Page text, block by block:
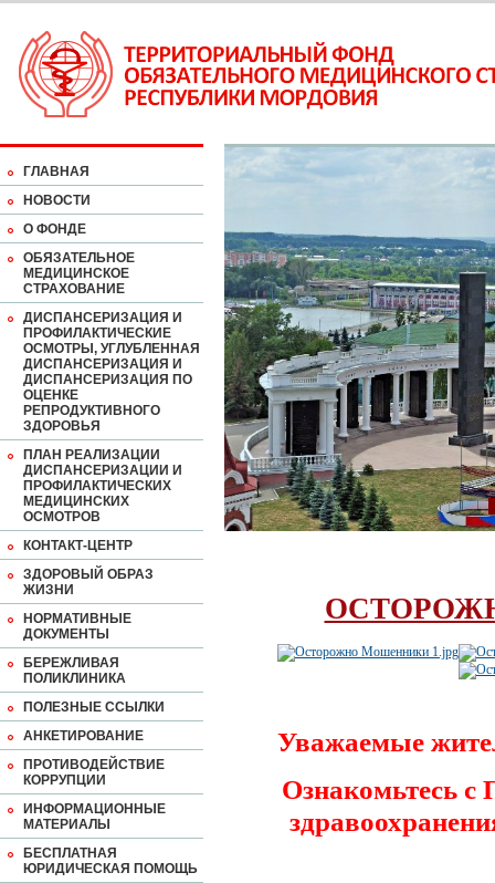
ГЛАВНАЯ
НОВОСТИ
О ФОНДЕ
ОБЯЗАТЕЛЬНОЕ
МЕДИЦИНСКОЕ
СТРАХОВАНИЕ
ДИСПАНСЕРИЗАЦИЯ И
ПРОФИЛАКТИЧЕСКИЕ
ОСМОТРЫ, УГЛУБЛЕННАЯ
ДИСПАНСЕРИЗАЦИЯ И
ДИСПАНСЕРИЗАЦИЯ ПО
ОЦЕНКЕ
РЕПРОДУКТИВНОГО
ЗДОРОВЬЯ
ПЛАН РЕАЛИЗАЦИИ
ДИСПАНСЕРИЗАЦИИ И
ПРОФИЛАКТИЧЕСКИХ
МЕДИЦИНСКИХ
ОСМОТРОВ
КОНТАКТ-ЦЕНТР
ЗДОРОВЫЙ ОБРАЗ
ЖИЗНИ
НОРМАТИВНЫЕ
ДОКУМЕНТЫ
БЕРЕЖЛИВАЯ
ПОЛИКЛИНИКА
ПОЛЕЗНЫЕ ССЫЛКИ
АНКЕТИРОВАНИЕ
ПРОТИВОДЕЙСТВИЕ
КОРРУПЦИИ
ИНФОРМАЦИОННЫЕ
МАТЕРИАЛЫ
БЕСПЛАТНАЯ
ЮРИДИЧЕСКАЯ ПОМОЩЬ
Уважаемые
Ознакомьтесь